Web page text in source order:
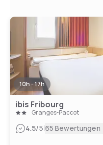
10h - 17h
ibis Fribourg
Granges-Paccot
4.5/5|65 Bewertungen